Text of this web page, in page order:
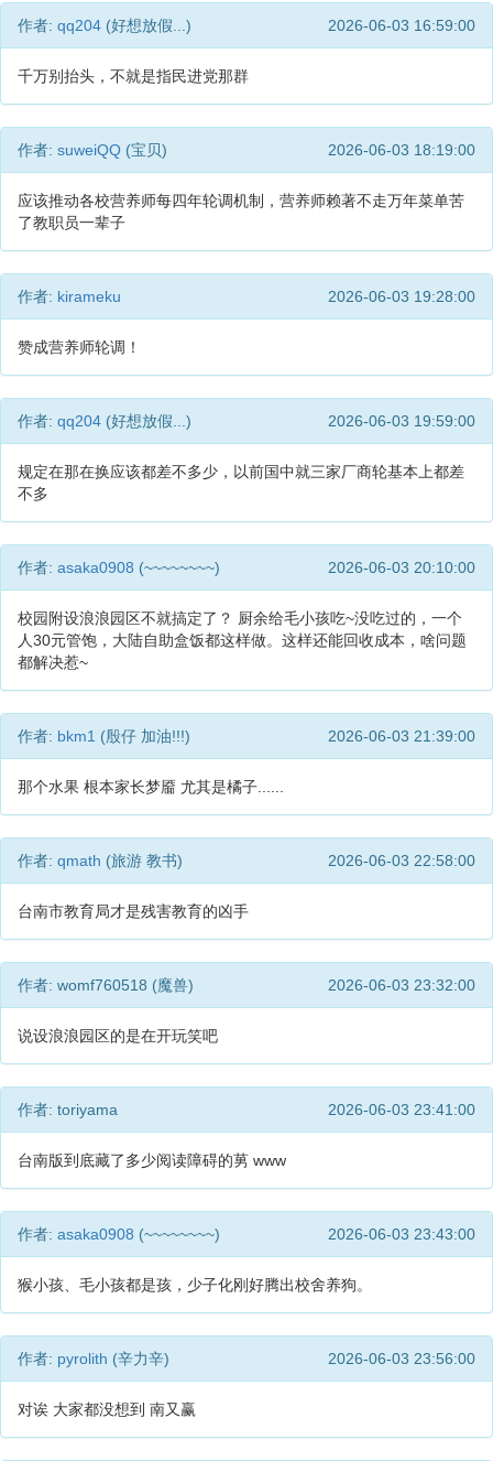
作者: qq204 (好想放假...) 2026-06-03 16:59:00
千万别抬头，不就是指民进党那群
作者: suweiQQ (宝贝) 2026-06-03 18:19:00
应该推动各校营养师每四年轮调机制，营养师赖著不走万年菜单苦
了教职员一辈子
作者: kirameku 2026-06-03 19:28:00
赞成营养师轮调！
作者: qq204 (好想放假...) 2026-06-03 19:59:00
规定在那在换应该都差不多少，以前国中就三家厂商轮基本上都差
不多
作者: asaka0908 (~~~~~~~~) 2026-06-03 20:10:00
校园附设浪浪园区不就搞定了？ 厨余给毛小孩吃~没吃过的，一个
人30元管饱，大陆自助盒饭都这样做。这样还能回收成本，啥问题
都解决惹~
作者: bkm1 (殷仔 加油!!!) 2026-06-03 21:39:00
那个水果 根本家长梦靥 尤其是橘子......
作者: qmath (旅游 教书) 2026-06-03 22:58:00
台南市教育局才是残害教育的凶手
作者: womf760518 (魔兽) 2026-06-03 23:32:00
说设浪浪园区的是在开玩笑吧
作者: toriyama 2026-06-03 23:41:00
台南版到底藏了多少阅读障碍的莮 www
作者: asaka0908 (~~~~~~~~) 2026-06-03 23:43:00
猴小孩、毛小孩都是孩，少子化刚好腾出校舍养狗。
作者: pyrolith (辛力辛) 2026-06-03 23:56:00
对诶 大家都没想到 南又赢